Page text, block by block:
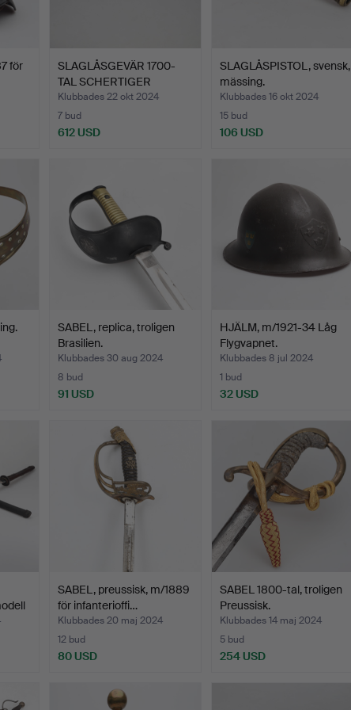
för
SLAGLÅSGEVÄR 1700-
TAL SCHERTIGER
STOCKHOLM.
Klubbades 22 okt 2024
7 bud
612 USD
SLAGLÅSPISTOL, svensk,
mässing.
Klubbades 16 okt 2024
15 bud
106 USD
SABEL, replica, troligen
Brasilien.
Klubbades 30 aug 2024
8 bud
91 USD
HJÄLM, m/1921-34 Låg
Flygvapnet.
Klubbades 8 jul 2024
1 bud
32 USD
SABEL, preussisk, m/1889
för infanterioffi…
Klubbades 20 maj 2024
12 bud
80 USD
SABEL 1800-tal, troligen
Preussisk.
Klubbades 14 maj 2024
5 bud
254 USD